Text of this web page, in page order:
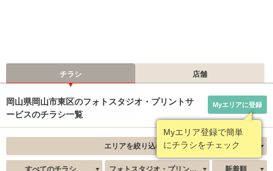
チラシ 店舗
岡山県岡山市東区のフォトスタジオ・プリントサ
ービスのチラシ一覧
Myエリア登録で簡単
にチラシをチェック
Myエリアに登録
エリアを絞り込む
すべてのチラシ フォトスタジオ・プリントサービス 新着順